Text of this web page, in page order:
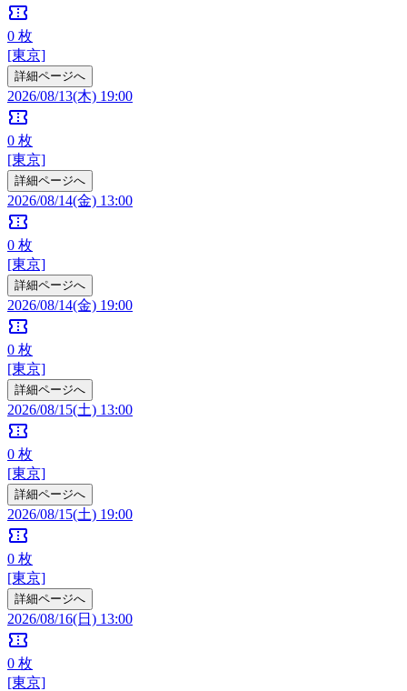
confirmation_number
0 枚
[東京]
詳細ページへ
2026/08/13(木) 19:00
confirmation_number
0 枚
[東京]
詳細ページへ
2026/08/14(金) 13:00
confirmation_number
0 枚
[東京]
詳細ページへ
2026/08/14(金) 19:00
confirmation_number
0 枚
[東京]
詳細ページへ
2026/08/15(土) 13:00
confirmation_number
0 枚
[東京]
詳細ページへ
2026/08/15(土) 19:00
confirmation_number
0 枚
[東京]
詳細ページへ
2026/08/16(日) 13:00
confirmation_number
0 枚
[東京]